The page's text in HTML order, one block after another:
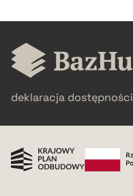
pobierz cytat
deklaracja dostępności